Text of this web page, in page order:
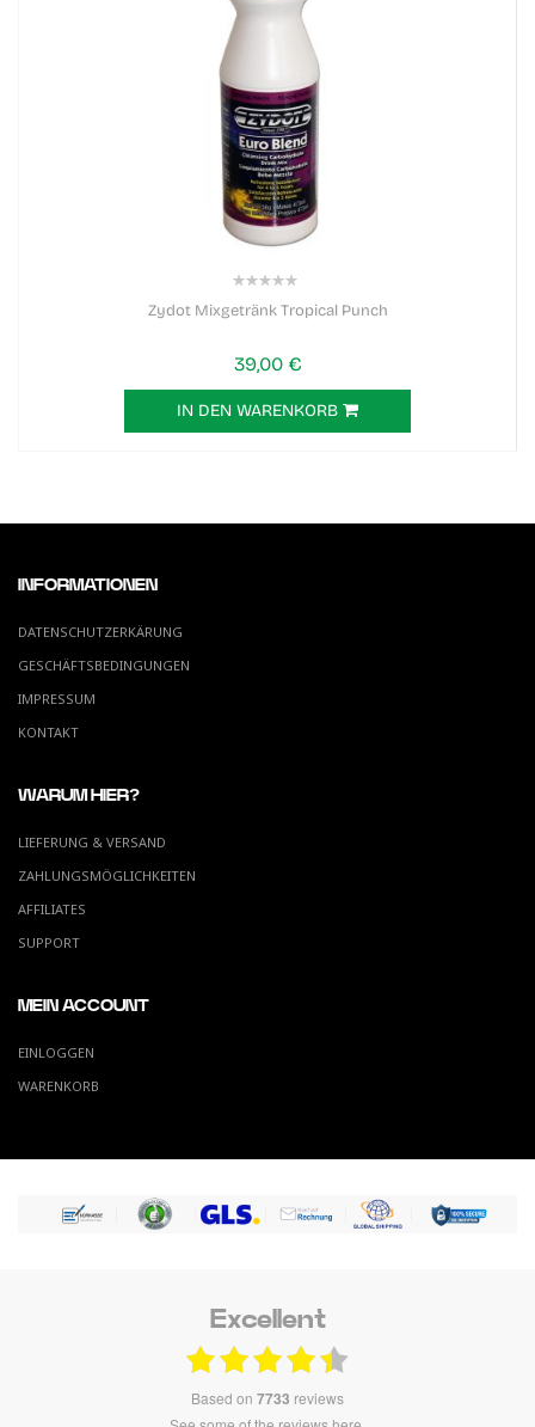
Zydot Mixgetränk Tropical Punch
39,00 €
IN DEN WARENKORB
INFORMATIONEN
DATENSCHUTZERKÄRUNG
GESCHÄFTSBEDINGUNGEN
IMPRESSUM
KONTAKT
WARUM HIER?
LIEFERUNG & VERSAND
ZAHLUNGSMÖGLICHKEITEN
AFFILIATES
SUPPORT
MEIN ACCOUNT
EINLOGGEN
WARENKORB
Excellent
based on 7733 reviews